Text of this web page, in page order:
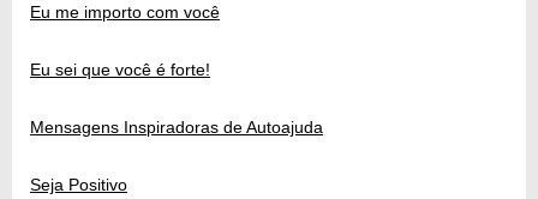
Eu me importo com você
Eu sei que você é forte!
Mensagens Inspiradoras de Autoajuda
Seja Positivo